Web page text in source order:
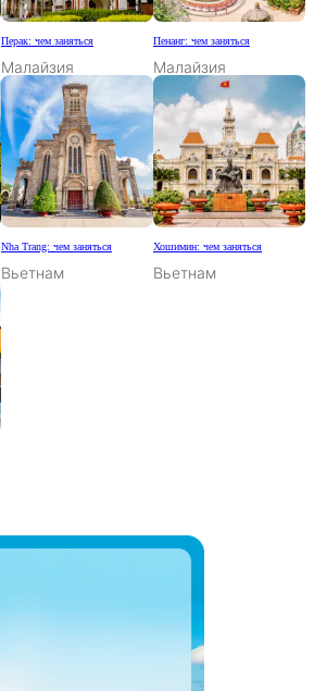
Перак: чем заняться
Малайзия
Пенанг: чем заняться
Малайзия
Nha Trang: чем заняться
Вьетнам
Хошимин: чем заняться
Вьетнам